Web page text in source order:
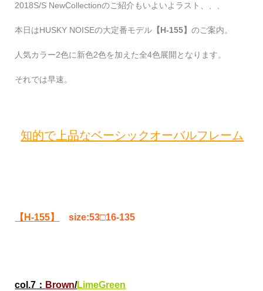
2018S/S NewCollectionのご紹介もいよいよラスト、、、
本日はHUSKY NOISEの大定番モデル 【H-155】のご案内。
人気カラー2色に新色2色を加えた全4色展開となります。
それでは早速。
知的で上品なベーシックオーバルフレーム
【H-155】 size:53□16-135
col.7： Brown/LimeGreen